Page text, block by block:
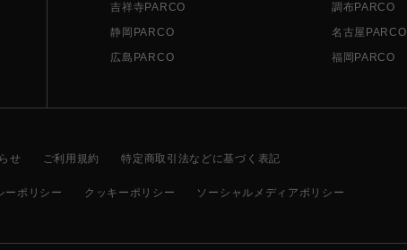
吉祥寺PARCO
調布PARCO
静岡PARCO
名古屋PARCO
広島PARCO
福岡PARCO
せ ご利用規約 特定商取引法などに基づく表記
ーポリシー クッキーポリシー ソーシャルメディアポリシー